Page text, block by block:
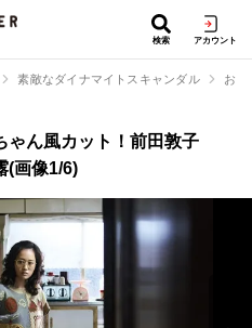
検索 アカウント
素敵なダイナマイトスキャンダル おば
ゃん風カット！前田敦子
(画像1/6)